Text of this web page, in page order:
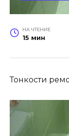
НА ЧТЕНИЕ
15 мин
Тонкости